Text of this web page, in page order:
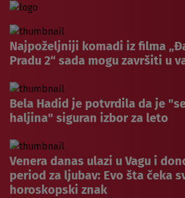
Najpoželjniji komadi iz filma
Pradu 2“ sada mogu završiti u
Bela Hadid je potvrdila da je
haljina" siguran izbor za leto
Venera danas ulazi u Vagu i
period za ljubav: Evo šta čeka
horoskopski znak